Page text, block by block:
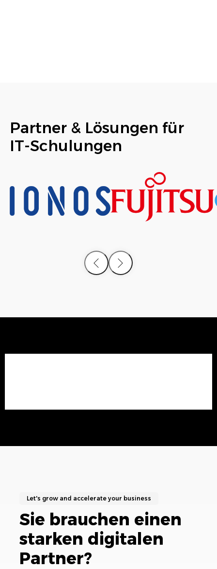
Partner & Lösungen für
IT-Schulungen
Let's grow and accelerate your business
Sie brauchen einen
starken digitalen
Partner?